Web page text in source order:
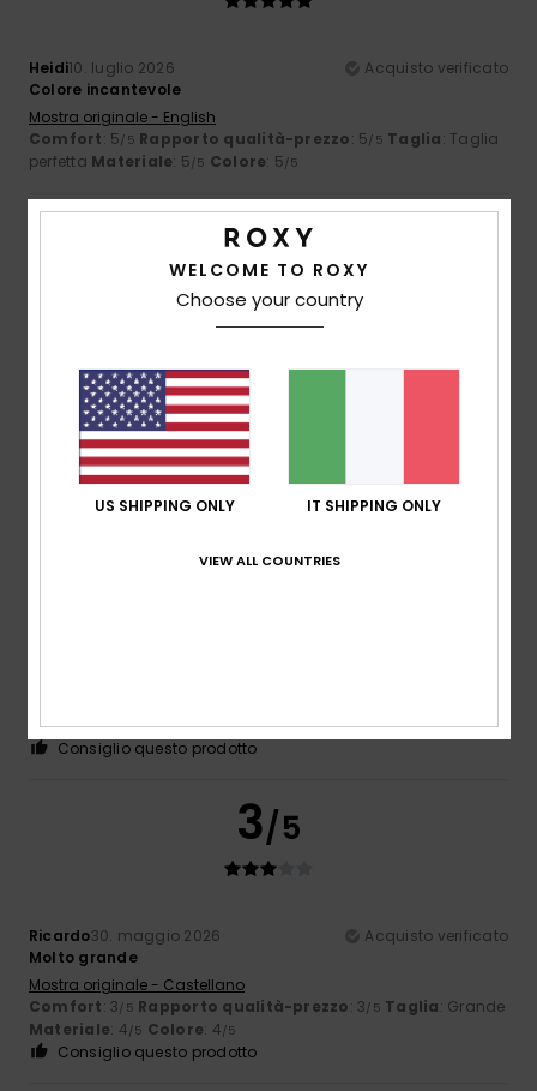
Heidi10. luglio 2026
Acquisto verificato
Colore incantevole
Mostra originale - English
Comfort: 5/5 Rapporto qualità-prezzo: 5/5 Taglia: Taglia
perfetta Materiale: 5/5 Colore: 5/5
3/5
Prodotti costosi, pacco preparato male
Mostra originale - Français
Comfort: 3/5 Rapporto qualità-prezzo
grandeMateriale: 4/5 Colore
5
perfettaMateriale: 5/5 Colore: 5/5
Consiglio questo prodotto
3/5
Ricardo30. maggio 2026
Acquisto verificato
Molto grande
Mostra originale - Castellano
Comfort: 3/5 Rapporto qualità-prezzo: 3/5 Taglia: Grande
Materiale: 4/5 Colore: 4/5
Consiglio questo prodotto
WELCOME TO ROXY
Choose your country
US SHIPPING ONLY IT SHIPPING ONLY
VIEW ALL COUNTRIES